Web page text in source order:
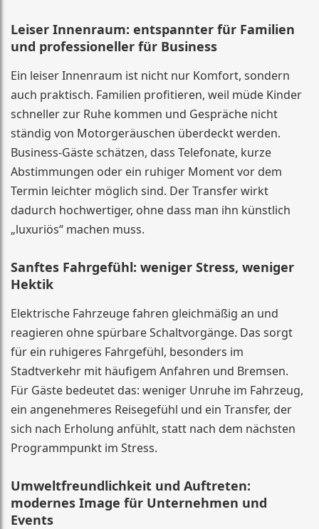
Leiser Innenraum: entspannter für Familien
und professioneller für Business
Ein leiser Innenraum ist nicht nur Komfort, sondern
auch praktisch. Familien profitieren, weil müde Kinder
schneller zur Ruhe kommen und Gespräche nicht
ständig von Motorgeräuschen überdeckt werden.
Business-Gäste schätzen, dass Telefonate, kurze
Abstimmungen oder ein ruhiger Moment vor dem
Termin leichter möglich sind. Der Transfer wirkt
dadurch hochwertiger, ohne dass man ihn künstlich
„luxuriös“ machen muss.
Sanftes Fahrgefühl: weniger Stress, weniger
Hektik
Elektrische Fahrzeuge fahren gleichmäßig an und
reagieren ohne spürbare Schaltvorgänge. Das sorgt
für ein ruhigeres Fahrgefühl, besonders im
Stadtverkehr mit häufigem Anfahren und Bremsen.
Für Gäste bedeutet das: weniger Unruhe im Fahrzeug,
ein angenehmeres Reisegefühl und ein Transfer, der
sich nach Erholung anfühlt, statt nach dem nächsten
Programmpunkt im Stress.
Umweltfreundlichkeit und Auftreten:
modernes Image für Unternehmen und
Events